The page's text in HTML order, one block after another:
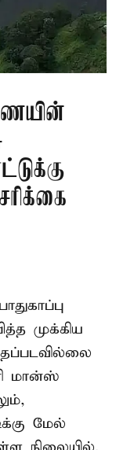
முக்கிய
மான்ஸ்
மேல்